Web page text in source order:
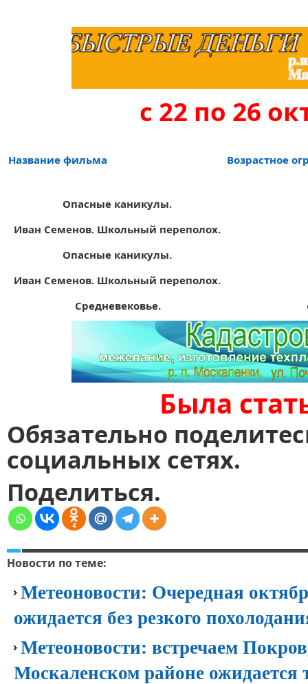
с 22 по 26
Название фильма Возрастное
Опасные каникулы.
Иван Семенов. Школьный переполох.
Опасные каникулы.
Иван Семенов. Школьный переполох.
Средневековье.
Была
Обязательно
социальных сетях.
Поделиться.
4
Новости по теме:
Метеоновости: Очередная
ожидается без резкого
Метеоновости: встречаем
Москаленском районе ожидается